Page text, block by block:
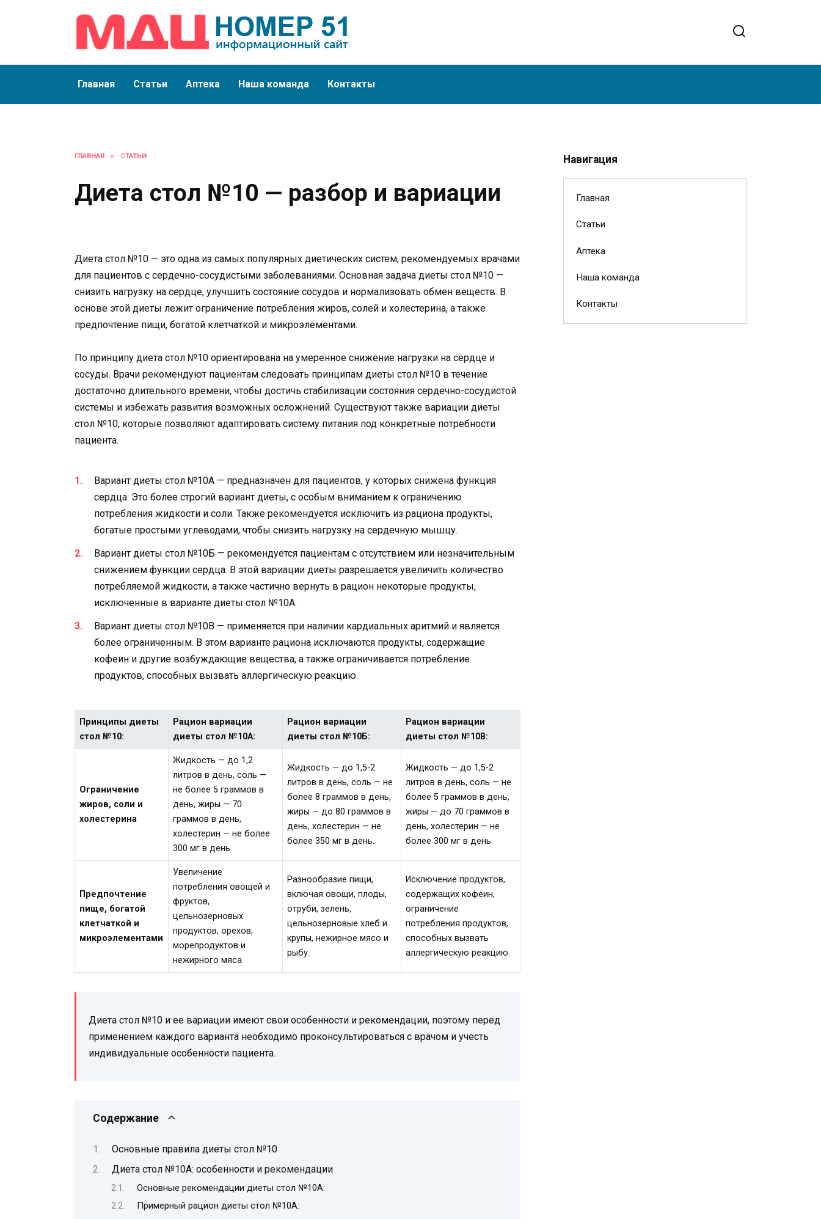
Главная Статьи Аптека Наша команда Контакты
ГЛАВНАЯ » СТАТЬИ
Диета стол №10 — разбор и вариации
Диета стол №10 — это одна из самых популярных диетических систем, рекомендуемых врачами
для пациентов с сердечно-сосудистыми заболеваниями. Основная задача диеты стол №10 —
снизить нагрузку на сердце, улучшить состояние сосудов и нормализовать обмен веществ. В
основе этой диеты лежит ограничение потребления жиров, солей и холестерина, а также
предпочтение пищи, богатой клетчаткой и микроэлементами.
По принципу диета стол №10 ориентирована на умеренное снижение нагрузки на сердце и
сосуды. Врачи рекомендуют пациентам следовать принципам диеты стол №10 в течение
достаточно длительного времени, чтобы достичь стабилизации состояния сердечно-сосудистой
системы и избежать развития возможных осложнений. Существуют также вариации диеты
стол №10, которые позволяют адаптировать систему питания под конкретные потребности
пациента.
Вариант диеты стол №10А — предназначен для пациентов, у которых снижена функция
сердца. Это более строгий вариант диеты, с особым вниманием к ограничению
потребления жидкости и соли. Также рекомендуется исключить из рациона продукты,
богатые простыми углеводами, чтобы снизить нагрузку на сердечную мышцу.
Вариант диеты стол №10Б — рекомендуется пациентам с отсутствием или незначительным
снижением функции сердца. В этой вариации диеты разрешается увеличить количество
потребляемой жидкости, а также частично вернуть в рацион некоторые продукты,
исключенные в варианте диеты стол №10А.
Вариант диеты стол №10В — применяется при наличии кардиальных аритмий и является
более ограниченным. В этом варианте рациона исключаются продукты, содержащие
кофеин и другие возбуждающие вещества, а также ограничивается потребление
продуктов, способных вызвать аллергическую реакцию.
Принципы диеты
стол №10:
Рацион вариации
диеты стол №10А:
Рацион вариации
диеты стол №10Б:
Рацион вариации
диеты стол №10В:
Ограничение
жиров, соли и
холестерина
Жидкость — до 1,2
литров в день, соль —
не более 5 граммов в
день, жиры — 70
граммов в день,
холестерин — не более
300 мг в день.
Жидкость — до 1,5-2
литров в день, соль — не
более 8 граммов в день,
жиры — до 80 граммов в
день, холестерин — не
более 350 мг в день.
Жидкость — до 1,5-2
литров в день, соль — не
более 5 граммов в день,
жиры — до 70 граммов в
день, холестерин — не
более 300 мг в день.
Предпочтение
пище, богатой
клетчаткой и
микроэлементами
Увеличение
потребления овощей и
фруктов,
цельнозерновых
продуктов, орехов,
морепродуктов и
нежирного мяса.
Разнообразие пищи,
включая овощи, плоды,
отруби, зелень,
цельнозерновые хлеб и
крупы, нежирное мясо и
рыбу.
Исключение продуктов,
содержащих кофеин,
ограничение
потребления продуктов,
способных вызвать
аллергическую реакцию.
Диета стол №10 и ее вариации имеют свои особенности и рекомендации, поэтому перед
применением каждого варианта необходимо проконсультироваться с врачом и учесть
индивидуальные особенности пациента.
Содержание
Основные правила диеты стол №10
Диета стол №10А: особенности и рекомендации
Основные рекомендации диеты стол №10А:
Примерный рацион диеты стол №10А:
Навигация
Главная
Статьи
Аптека
Наша команда
Контакты